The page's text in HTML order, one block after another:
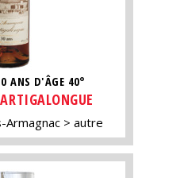
ANS D'ÂGE 40°
Armagnac autre